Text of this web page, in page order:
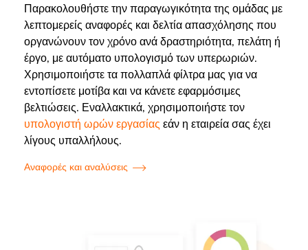
Παρακολουθήστε την παραγωγικότητα της ομάδας με
λεπτομερείς αναφορές και δελτία απασχόλησης που
οργανώνουν τον χρόνο ανά δραστηριότητα, πελάτη ή
έργο, με αυτόματο υπολογισμό των υπερωριών.
Χρησιμοποιήστε τα πολλαπλά φίλτρα μας για να
εντοπίσετε μοτίβα και να κάνετε εφαρμόσιμες
βελτιώσεις. Εναλλακτικά, χρησιμοποιήστε τον
υπολογιστή ωρών εργασίας εάν η εταιρεία σας έχει
λίγους υπαλλήλους.
Αναφορές και αναλύσεις